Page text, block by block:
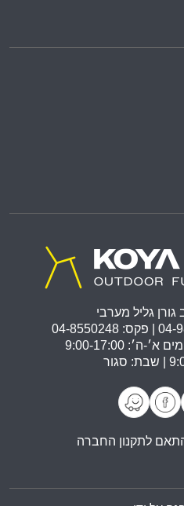
גורן גליל מערבי
ה׳: 9:00-17:00
לתקנון החברה